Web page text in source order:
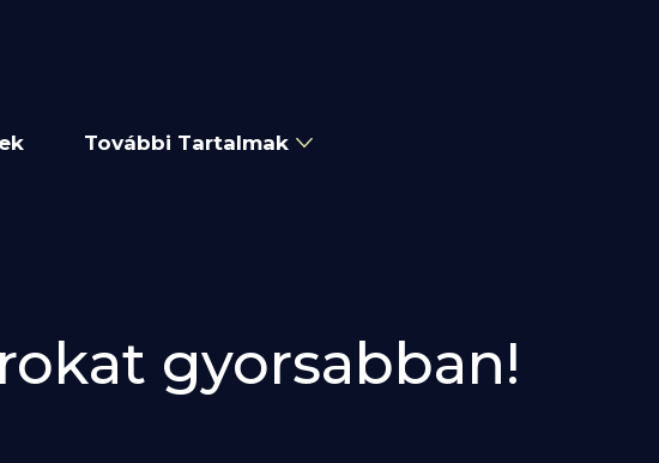
További Tartalmak
gyorsabban!